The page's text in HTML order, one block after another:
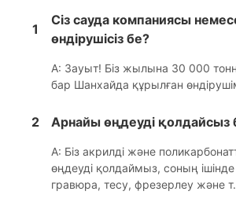
1
Сіз сауда компаниясы
өндірушісіз бе?
A: Зауыт! Біз жылына 30 000 тонна
бар Шанхайда құрылған
2 Арнайы өңдеуді қолдайсыз
A: Біз акрилді және
өңдеуді қолдаймыз, соның
гравюра, тесу, фрезерлеу және